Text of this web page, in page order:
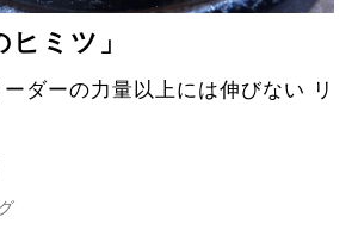
ヒミツ」
ダーの力量以上には伸びない リ